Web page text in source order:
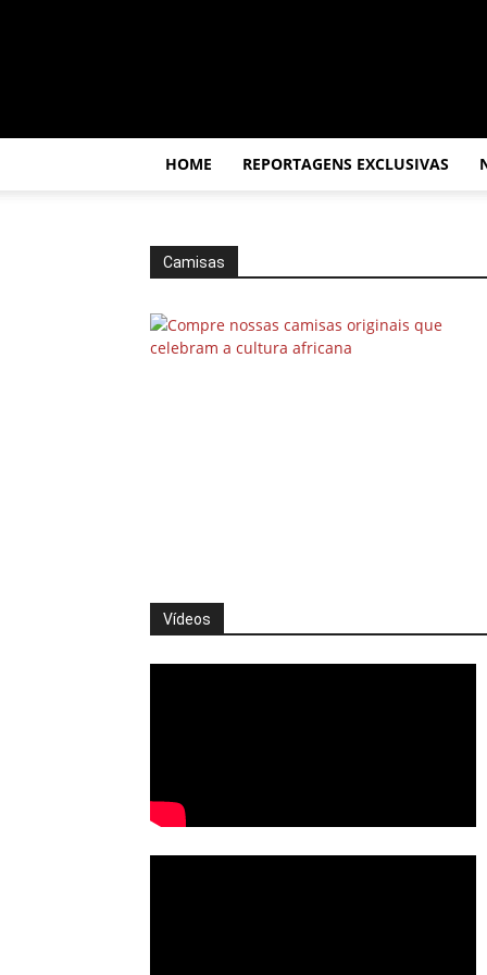
HOME REPORTAGENS EXCLUSIVAS
Camisas
Vídeos